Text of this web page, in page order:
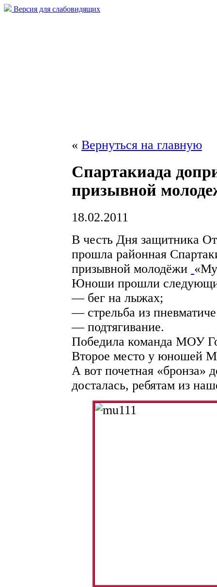
Версия для слабовидящих
« Вернуться на главную
Спартакиада
призывной
18.02.2011
В честь Дня защитника
прошла районная
призывной молодёжи
Юноши прошли
— бег на лыжах;
— стрельба из
— подтягивание.
Победила команда МОУ
Второе место у юношей
А вот почетная «бронза»
досталась, ребятам из